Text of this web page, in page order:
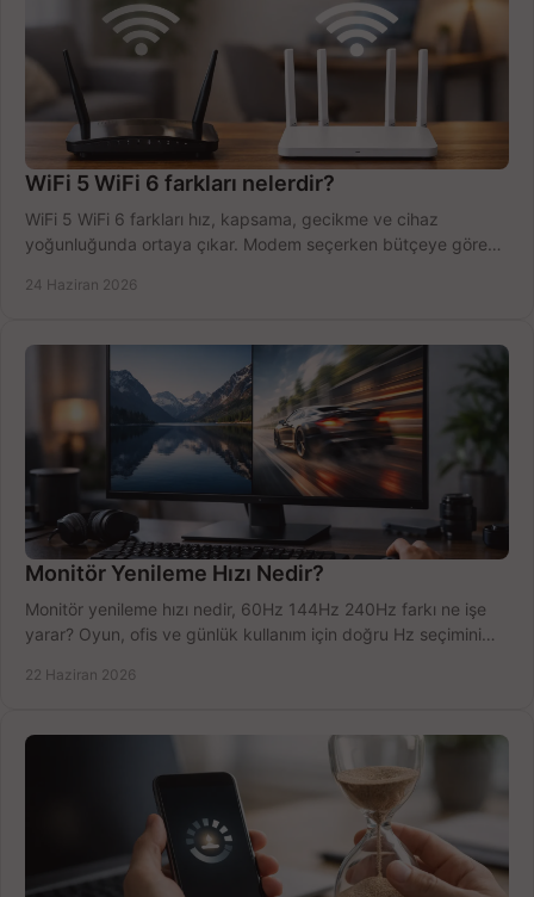
WiFi 5 WiFi 6 farkları nelerdir?
WiFi 5 WiFi 6 farkları hız, kapsama, gecikme ve cihaz
yoğunluğunda ortaya çıkar. Modem seçerken bütçeye göre
24 Haziran 2026
Monitör Yenileme Hızı Nedir?
Monitör yenileme hızı nedir, 60Hz 144Hz 240Hz farkı ne işe
yarar? Oyun, ofis ve günlük kullanım için doğru Hz seçimini
22 Haziran 2026